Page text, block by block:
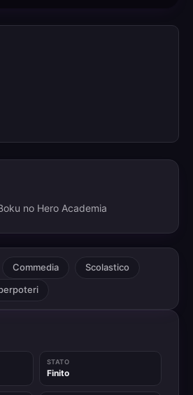
no Hero Academia
Commedia
Scolastico
STATO
Finito